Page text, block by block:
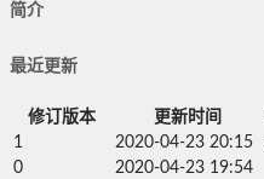
简介
最近更新
修订版本 更新时间
1
2020-04-23 20:15
0
2020-04-23 19:54